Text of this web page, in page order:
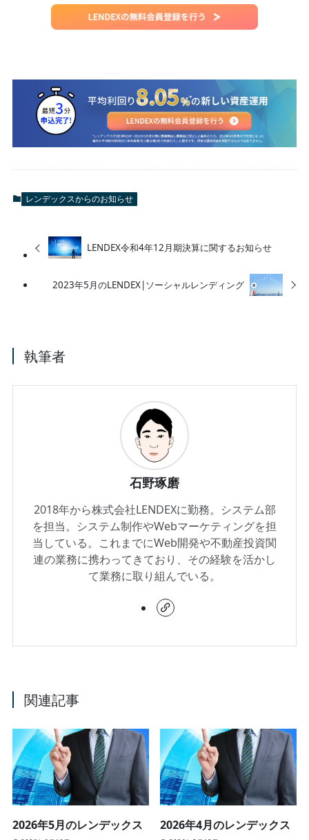
レンデックスからのお知らせ
LENDEX令和4年12月期決算に関するお知らせ
2023年5月のLENDEX|ソーシャルレンディング
執筆者
石野琢磨
2018年から株式会社LENDEXに勤務。システム部
を担当。システム制作やWebマーケティングを担
当している。これまでにWeb開発や不動産投資関
連の業務に携わってきており、その経験を活かし
て業務に取り組んでいる。
関連記事
2026年5月のレンデックス 2026年4月のレンデックス